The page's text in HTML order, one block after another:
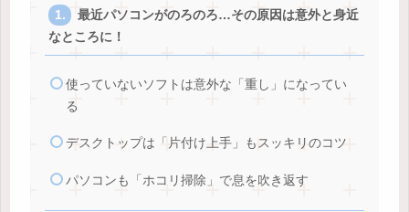
最近パソコンがのろのろ…その原因は意外と身近
なところに！
使っていないソフトは意外な「重し」になってい
る
デスクトップは「片付け上手」もスッキリのコツ
パソコンも「ホコリ掃除」で息を吹き返す